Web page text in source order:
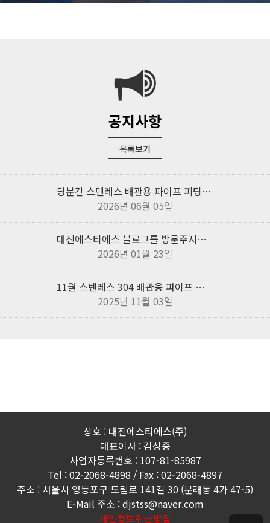
공지사항
목록보기
당분간 스텐레스 배관용 파이프 피팅류 인상전 단가로 판매합니다 02-2068-4898
2026년 06월 05일
대진에스티에스 블로그를 방문주시면 다양한 제작 납품사진을 보실 수 있습니다.
2026년 01월 23일
11월 스텐레스 304 배관용 파이프 추가 인하 특가판매!
2025년 11월 03일
상호 : 대진에스티에스(주)
대표이사 : 김성종
사업자등록번호 : 107-81-85987
Tel : 02-2068-4898 / Fax : 02-2068-4897
주소 : 서울시 영등포구 도림로 141길 30 (문래동 4가 47-5)
E-Mail 주소 : djstss@naver.com
개인정보취급방침